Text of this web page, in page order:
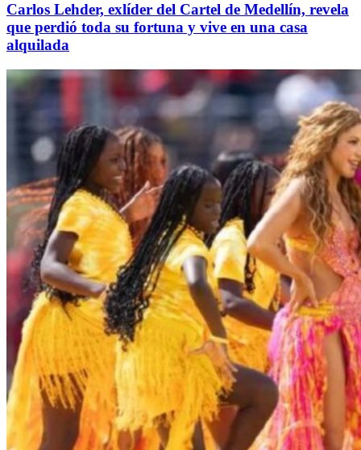
Carlos Lehder, exlíder del Cartel de Medellín, revela
que perdió toda su fortuna y vive en una casa
alquilada